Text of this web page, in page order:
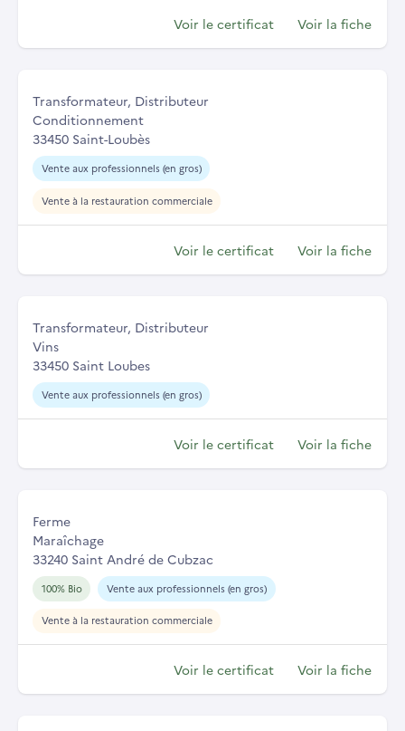
Voir le certificat Voir la fiche
Transformateur, Distributeur
Conditionnement
33450 Saint-Loubès
Vente aux professionnels (en gros)
Vente à la restauration commerciale
Voir le certificat Voir la fiche
Transformateur, Distributeur
Vins
33450 Saint Loubes
Vente aux professionnels (en gros)
Voir le certificat Voir la fiche
Ferme
Maraîchage
33240 Saint André de Cubzac
100% Bio Vente aux professionnels (en gros)
Vente à la restauration commerciale
Voir le certificat Voir la fiche